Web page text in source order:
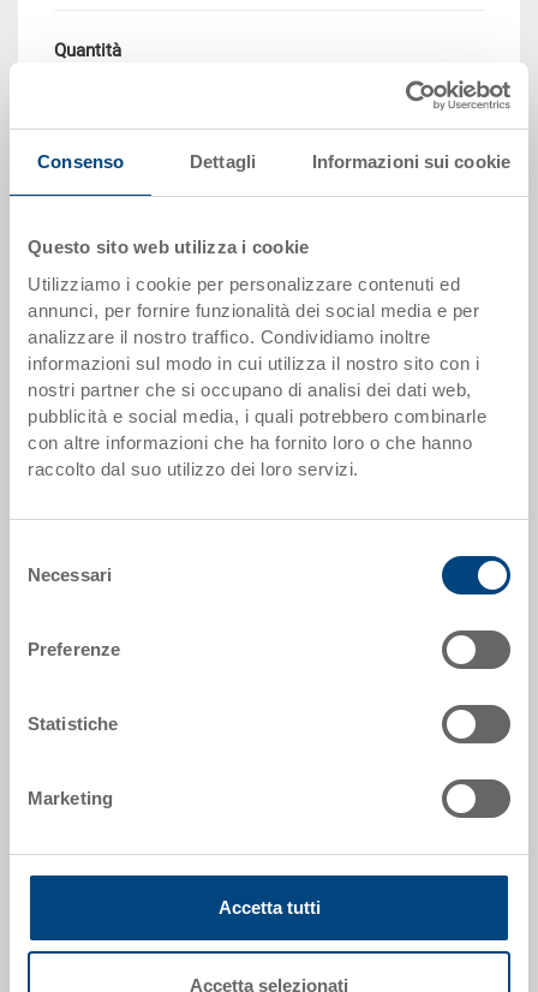
Consenso Dettagli Informazioni sui cookie
Questo sito web utilizza i cookie
Utilizziamo i cookie per personalizzare contenuti ed
annunci, per fornire funzionalità dei social media e per
analizzare il nostro traffico. Condividiamo inoltre
informazioni sul modo in cui utilizza il nostro sito con i
nostri partner che si occupano di analisi dei dati web,
pubblicità e social media, i quali potrebbero combinarle
con altre informazioni che ha fornito loro o che hanno
raccolto dal suo utilizzo dei loro servizi.
delNecessari
Preferenze
Statistiche
Marketing
Accetta tutti
Accetta selezionati
Quantità
Aggiungere al carrello
da 50 pezzi CHF 14.65
da 100 pezzi CHF 13.40
da 250 pezzi CHF 11.60
I scaglioni di quantità corrispondono alle unità di imballaggio.
Codice
Dimensioni esterne: